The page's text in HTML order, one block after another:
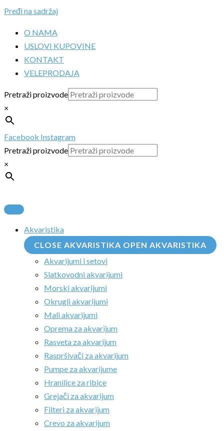
Pređi na sadržaj
O NAMA
USLOVI KUPOVINE
KONTAKT
VELEPRODAJA
Pretraži proizvode
×
Facebook Instagram
Pretraži proizvode
×
Akvaristika
CLOSE AKVARISTIKA OPEN AKVARISTIKA
Akvarijumi i setovi
Slatkovodni akvarijumi
Morski akvarijumi
Okrugli akvarijumi
Mali akvarijumi
Oprema za akvarijum
Rasveta za akvarijum
Raspršivači za akvarijum
Pumpe za akvarijume
Hranilice za ribice
Grejači za akvarijum
Filteri za akvarijum
Crevo za akvarijum